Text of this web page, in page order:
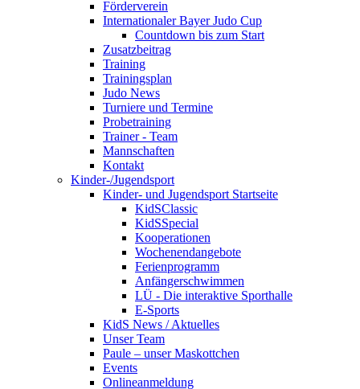
Förderverein
Internationaler Bayer Judo Cup
Countdown bis zum Start
Zusatzbeitrag
Training
Trainingsplan
Judo News
Turniere und Termine
Probetraining
Trainer - Team
Mannschaften
Kontakt
Kinder-/Jugendsport
Kinder- und Jugendsport Startseite
KidSClassic
KidSSpecial
Kooperationen
Wochenendangebote
Ferienprogramm
Anfängerschwimmen
LÜ - Die interaktive Sporthalle
E-Sports
KidS News / Aktuelles
Unser Team
Paule – unser Maskottchen
Events
Onlineanmeldung